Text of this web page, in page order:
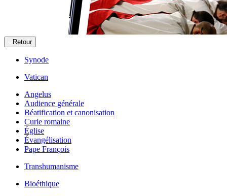
Retour
Synode
Vatican
Angelus
Audience générale
Béatification et canonisation
Curie romaine
Église
Évangélisation
Pape François
Transhumanisme
Bioéthique